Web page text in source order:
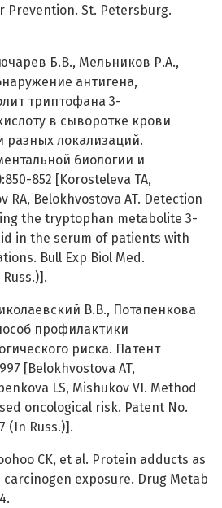
Prevention. St. Petersburg.
Б.В., Мельников Р.А.,
антигена,
триптофана 3-
в сыворотке крови
разных локализаций.
биологии и
852 [Korosteleva TA,
RA, Belokhvostova AT. Detection
the tryptophan metabolite 3-
in the serum of patients with
Bull Exp Biol Med.
В.В., Потапенкова
профилактики
риска. Патент
[Belokhvostova AT,
LS, Mishukov VI. Method
oncological risk. Patent No.
(In Russ.)].
CK, et al. Protein adducts as
exposure. Drug Metab